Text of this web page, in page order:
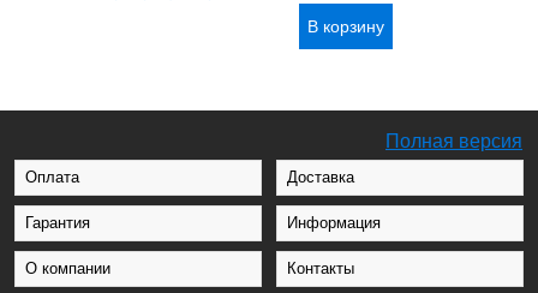
Полная версия
Оплата Доставка
Гарантия Информация
О компании Контакты